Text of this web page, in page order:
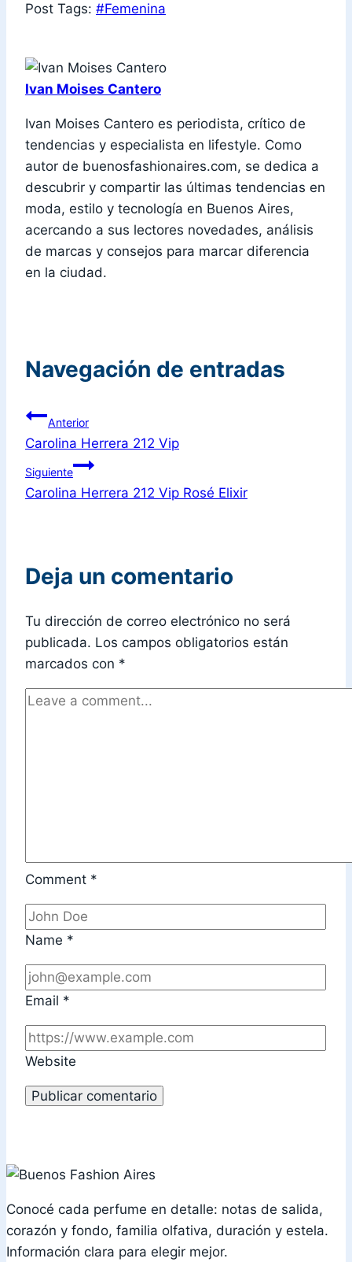
Post Tags: #Femenina
Ivan Moises Cantero
Ivan Moises Cantero es periodista, crítico de
tendencias y especialista en lifestyle. Como
autor de buenosfashionaires.com, se dedica a
descubrir y compartir las últimas tendencias en
moda, estilo y tecnología en Buenos Aires,
acercando a sus lectores novedades, análisis
de marcas y consejos para marcar diferencia
en la ciudad.
Navegación de entradas
Anterior
Carolina Herrera 212 Vip
Siguiente
Carolina Herrera 212 Vip Rosé Elixir
Deja un comentario
Tu dirección de correo electrónico no será
publicada. Los campos obligatorios están
marcados con *
Comment *
Name *
Email *
Website
Conocé cada perfume en detalle: notas de salida,
corazón y fondo, familia olfativa, duración y estela.
Información clara para elegir mejor.